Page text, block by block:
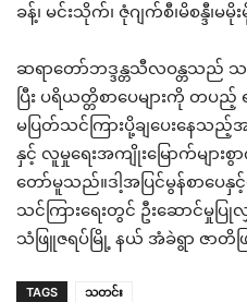
ခန့်၊ မင်းသိုက်၊ ဇုံဂျက်စီ၊မိစန္ဒီ၊
ဆရာတော်ဘဒ္ဒန္တသီလဝန္တသည် သ
ပြီး ပရိယတ္တိစာပေများကို တပ
မပြတ်သင်ကြားပို့ချပေးနေသည့်
နှင့် လူမှုရေးအကျိုးမြောက်မျာ
တော်မူသည်။ဒါ့အပြင်မွန်စာပေနှ
သင်ကြားရေးတွင် ဦးဆောင်မှုပ
သံဖြူဇရပ်မြို့ နယ် အံခဲရွာ ဇာတိ
TAGS သတင်း